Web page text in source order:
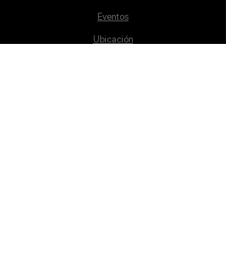
Eventos
Ubicación